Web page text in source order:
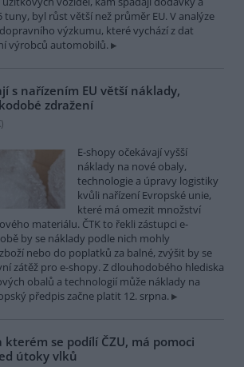
tuny, byl růst větší než průměr EU. V analýze
výzkumu, které vychází z dat
výrobců automobilů.
s nařízením EU větší náklady,
zdražení
)
E-shopy očekávají vyšší
náklady na nové obaly,
technologie a úpravy logistiky
kvůli nařízení Evropské unie,
které má omezit množství
materiálu. ČTK to řekli zástupci e-
by se náklady podle nich mohly
nebo do poplatků za balné, zvýšit by se
zátěž pro e-shopy. Z dlouhodobého hlediska
obalů a technologií může náklady na
předpis začne platit 12. srpna.
se podílí ČZU, má pomoci
útoky vlků